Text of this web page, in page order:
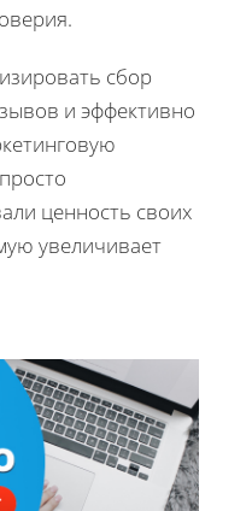
сбор
и эффективно
ценность своих
увеличивает